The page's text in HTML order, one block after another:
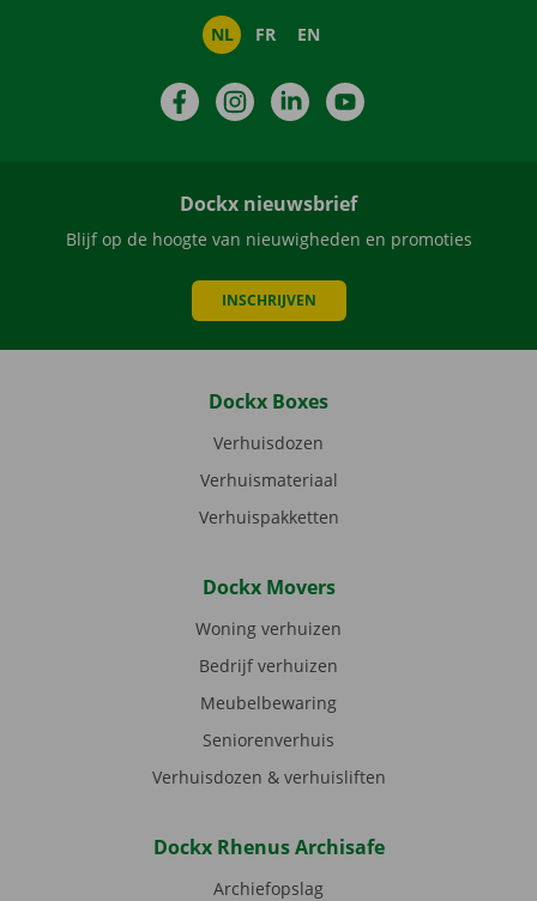
NL FR EN
FacebookInstagramLinkedIn
Dockx nieuwsbrief
Blijf op de hoogte van nieuwigheden en promoties
INSCHRIJVEN
Dockx Boxes
Verhuisdozen
Verhuismateriaal
Verhuispakketten
Dockx Movers
Woning verhuizen
Bedrijf verhuizen
Meubelbewaring
Seniorenverhuis
Verhuisdozen & verhuisliften
Dockx Rhenus Archisafe
Archiefopslag